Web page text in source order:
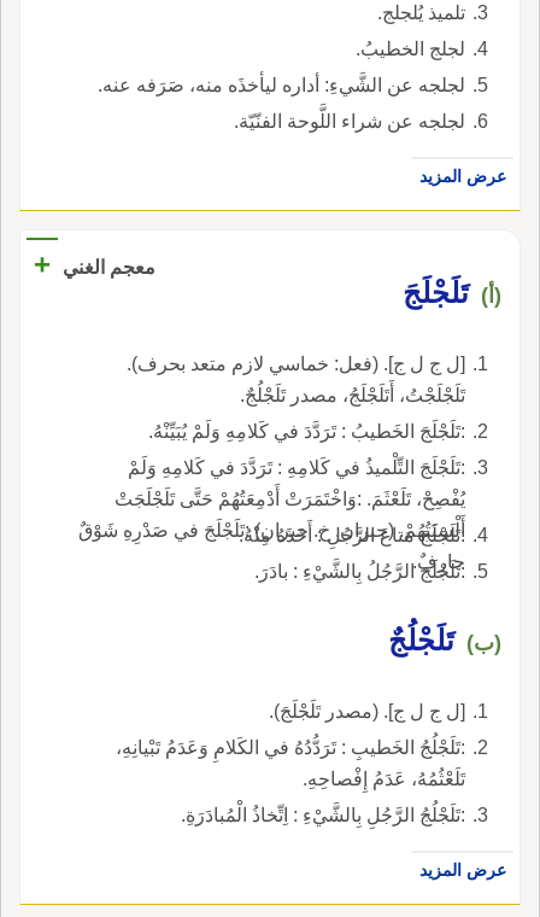
تلميذ يُلجلج.
لجلج الخطيبُ.
لجلجه عن الشَّيءِ: أداره ليأخذَه منه، صَرَفه عنه.
لجلجه عن شراء اللَّوحة الفنّيّة.
عرض المزيد
معجم الغني +
(أ) تَلَجْلَجَ
[ل ج ل ج]. (فعل: خماسي لازم متعد بحرف).
تَلَجْلَجْتُ، أَتَلَجْلَجُ، مصدر تَلَجْلُجٌ.
:تَلَجْلَجَ الخَطيبُ : تَرَدَّدَ في كَلامِهِ وَلَمْ يُبَيِّنْهُ.
:تَلَجْلَجَ التِّلْميذُ في كَلامِهِ : تَرَدَّدَ في كَلامِهِ وَلَمْ
يُفْصِحْ، تَلَعْثَمَ. :وَاخْتَمَرَتْ أَدْمِعَتُهُمْ حَتَّى تَلَجْلَجَتْ
أَلْسِنَتُهُمْ. (جبران. خ. جبران) :تَلَجْلَجَ في صَدْرِهِ شَوْقٌ
جارِفٌ.
:تَلَجْلَجَ مَتاعَ الرَّجُلِ : أَخَذَهُ مِنْهُ.
:تَلَجْلَجَ الرَّجُلُ بِالشَّيْءِ : بادَرَ.
(ب) تَلَجْلُجٌ
[ل ج ل ج]. (مصدر تَلَجْلَجَ).
:تَلَجْلُجُ الخَطيبِ : تَرَدُّدُهُ في الكَلامِ وَعَدَمُ تَبْيانِهِ،
تَلَعْثُمُهُ، عَدَمُ إِفْصاحِهِ.
:تَلَجْلُجُ الرَّجُلِ بِالشَّيْءِ : اِتِّخاذُ الْمُبادَرَةِ.
عرض المزيد